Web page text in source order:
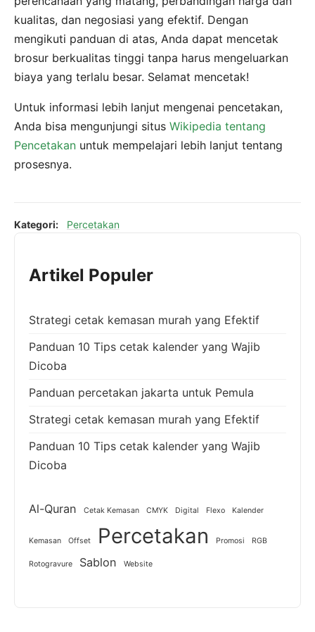
kualitas, dan negosiasi yang efektif. Dengan
mengikuti panduan di atas, Anda dapat mencetak
brosur berkualitas tinggi tanpa harus mengeluarkan
biaya yang terlalu besar. Selamat mencetak!
Untuk informasi lebih lanjut mengenai pencetakan,
Anda bisa mengunjungi situs Wikipedia tentang
Pencetakan untuk mempelajari lebih lanjut tentang
prosesnya.
Kategori: Percetakan
Artikel Populer
Strategi cetak kemasan murah yang Efektif
Panduan 10 Tips cetak kalender yang Wajib
Dicoba
Panduan percetakan jakarta untuk Pemula
Strategi cetak kemasan murah yang Efektif
Panduan 10 Tips cetak kalender yang Wajib
Dicoba
Al-Quran Cetak Kemasan CMYK Digital Flexo Kalender
Kemasan Offset Percetakan Promosi RGB
Rotogravure Sablon Website